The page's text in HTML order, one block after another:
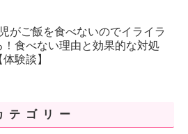
がご飯を食べないのでイライラ
！食べない理由と効果的な対処
験談】
テゴリー